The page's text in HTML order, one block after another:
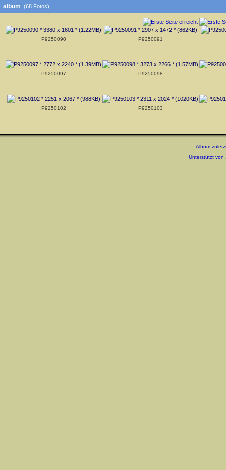
album (68 Fotos)
P9250090 P9250091
P9250097 P9250098
P9250102 P9250103
Album
Unterstützt von